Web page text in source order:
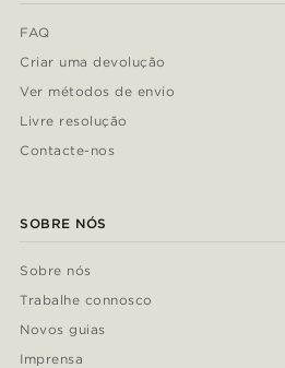
FAQ
Criar uma devolução
Ver métodos de envio
Livre resolução
Contacte-nos
SOBRE NÓS
Sobre nós
Trabalhe connosco
Novos guias
Imprensa